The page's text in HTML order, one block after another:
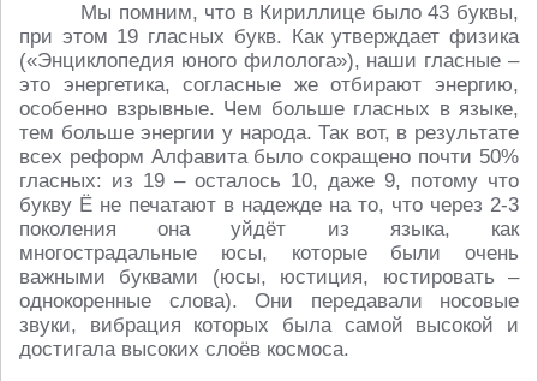
Мы помним, что в Кириллице было 43 буквы,
при этом 19 гласных букв. Как утверждает физика
(«Энциклопедия юного филолога»), наши гласные –
это энергетика, согласные же отбирают энергию,
особенно взрывные. Чем больше гласных в языке,
тем больше энергии у народа. Так вот, в результате
всех реформ Алфавита было сокращено почти 50%
гласных: из 19 – осталось 10, даже 9, потому что
букву Ё не печатают в надежде на то, что через 2-3
поколения она уйдёт из языка, как
многострадальные юсы, которые были очень
важными буквами (юсы, юстиция, юстировать –
однокоренные слова). Они передавали носовые
звуки, вибрация которых была самой высокой и
достигала высоких слоёв космоса.